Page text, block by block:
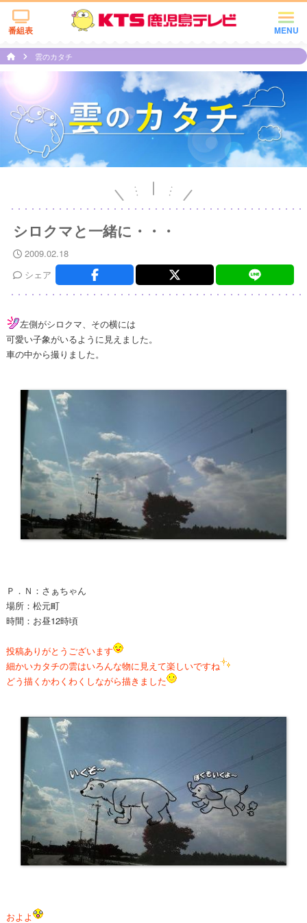
MENU
番組表
雲のカタチ
シロクマと一緒に・・・
2009.02.18
シェア
左側がシロクマ、その横には
可愛い子象がいるように見えました。
車の中から撮りました。
Ｐ．Ｎ：さぁちゃん
場所：松元町
時間：お昼12時頃
投稿ありがとうございます
細かいカタチの雲はいろんな物に見えて楽しいですね
どう描くかわくわくしながら描きました
およよ